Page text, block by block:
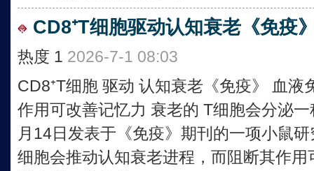
CD8⁺T细胞驱动认知衰老《免疫
热度 1 2026-7-1 08:03
CD8⁺T细胞 驱动 认知衰老《免疫》 血
作用可改善记忆力 衰老的 T细胞会分泌
月14日发表于《免疫》期刊的一项小鼠
细胞会推动认知衰老进程，而阻断其作